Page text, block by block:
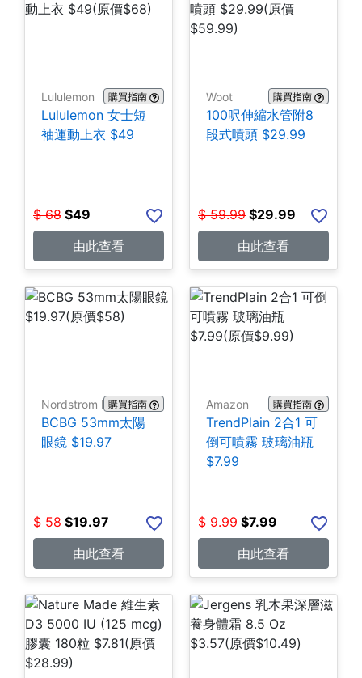
Lululemon 購買指南
Lululemon 女士短
袖運動上衣 $49
$ 68 $49
由此查看
Woot 購買指南
100呎伸縮水管附8
段式噴頭 $29.99
$ 59.99 $29.99
由此查看
Nordstrom Rack購買指南
BCBG 53mm太陽
眼鏡 $19.97
$ 58 $19.97
由此查看
Amazon 購買指南
TrendPlain 2合1 可
倒可噴霧 玻璃油瓶
$7.99
$ 9.99 $7.99
由此查看